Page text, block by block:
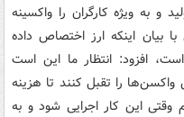
به ویژه کارگران را واکسینه
بیان اینکه ارز اختصاص داده
افزود: انتظار ما این است
را تقبل کنند تا هزینه
وقتی این کار اجرایی شود و به